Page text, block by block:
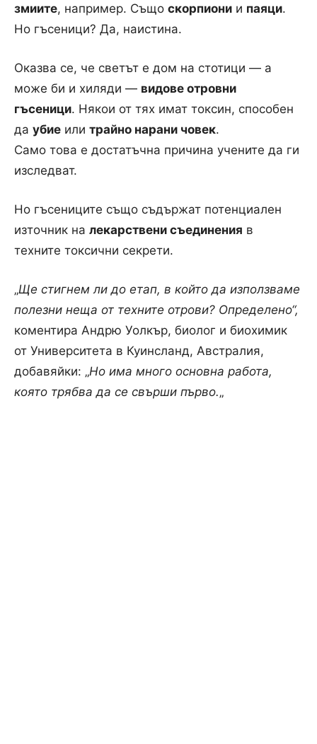
змиите, например. Също скорпиони и паяци.
Но гъсеници? Да, наистина.
Оказва се, че светът е дом на стотици — а
може би и хиляди — видове отровни
гъсеници. Някои от тях имат токсин, способен
да убие или трайно нарани човек.
Само това е достатъчна причина учените да ги
изследват.
Но гъсениците също съдържат потенциален
източник на лекарствени съединения в
техните токсични секрети.
„Ще стигнем ли до етап, в който да използваме
полезни неща от техните отрови? Определено“,
коментира Андрю Уолкър, биолог и биохимик
от Университета в Куинсланд, Австралия,
добавяйки: „Но има много основна работа,
която трябва да се свърши първо.„